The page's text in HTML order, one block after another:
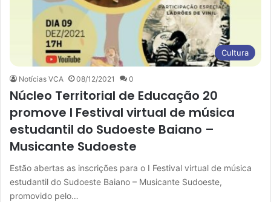
Cultura
Notícias VCA 08/12/2021 0
Núcleo Territorial de Educação 20
promove I Festival virtual de música
estudantil do Sudoeste Baiano –
Musicante Sudoeste
Estão abertas as inscrições para o I Festival virtual de música
estudantil do Sudoeste Baiano – Musicante Sudoeste,
promovido pelo…